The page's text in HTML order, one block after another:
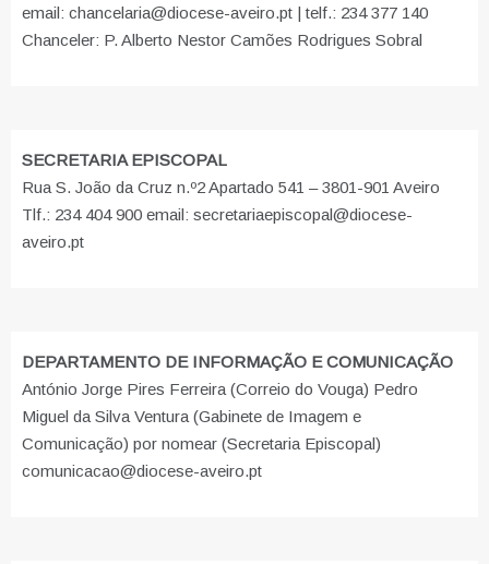
email: chancelaria@diocese-aveiro.pt | telf.: 234 377 140
Chanceler: P. Alberto Nestor Camões Rodrigues Sobral
SECRETARIA EPISCOPAL
Rua S. João da Cruz n.º2 Apartado 541 – 3801-901 Aveiro
Tlf.: 234 404 900 email: secretariaepiscopal@diocese-
aveiro.pt
DEPARTAMENTO DE INFORMAÇÃO E COMUNICAÇÃO
António Jorge Pires Ferreira (Correio do Vouga) Pedro
Miguel da Silva Ventura (Gabinete de Imagem e
Comunicação) por nomear (Secretaria Episcopal)
comunicacao@diocese-aveiro.pt